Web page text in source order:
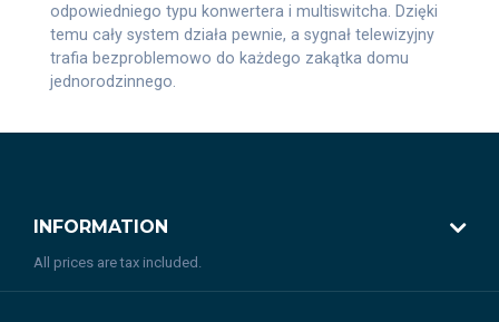
odpowiedniego typu konwertera i multiswitcha. Dzięki
temu cały system działa pewnie, a sygnał telewizyjny
trafia bezproblemowo do każdego zakątka domu
jednorodzinnego.
INFORMATION
All prices are tax included.